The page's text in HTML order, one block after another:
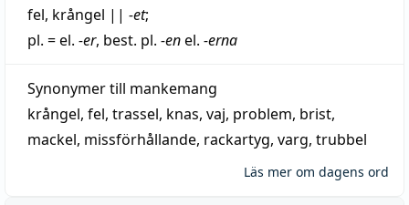
fel, krångel || -et;
pl. = el. -er, best. pl. -enel. -erna
Synonymer till mankemang
krångel, fel, trassel, knas, vaj, problem, brist,
mackel, missförhållande, rackartyg, varg, trubbel
Läs mer om dagens ord